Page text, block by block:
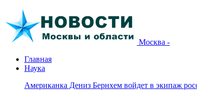
Москва -
Главная
Наука
Американка Дениз Бернхем войдет в экипаж